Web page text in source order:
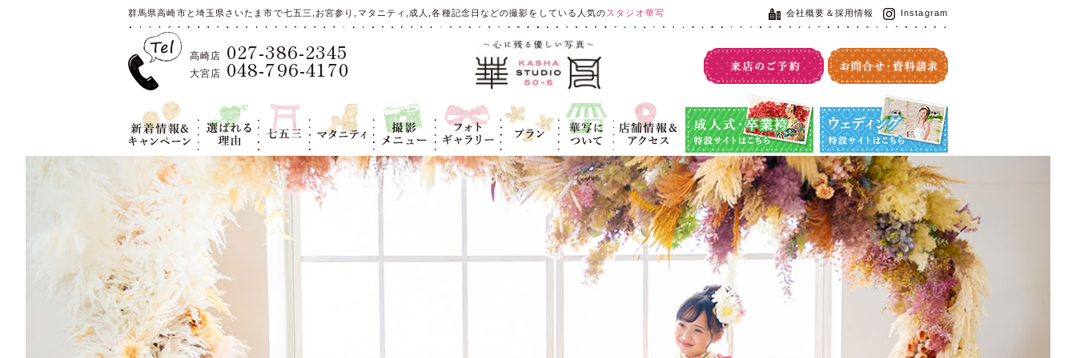
群馬県高崎市と埼玉県さいたま市で七五三,お宮参り,マタニティ,成人,各種記念日などの撮影をしている人気のスタジオ華写
高崎店 027-386-2345
大宮店 048-796-4170
会社概要＆採用情報 Instagram
新着情報＆キ
ャンペーン
選ばれる理
由
七五三 マタニティ
撮影メニュ
ー
フォトギャラ
リー
プラン
華写につい
て
店舗情報＆ア
クセス
成人式・卒業袴特設サイト ウエディング特設サイト